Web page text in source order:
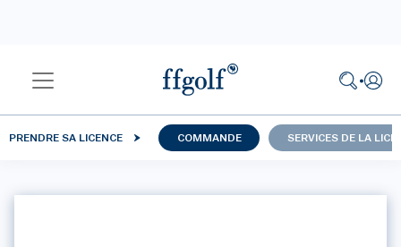
PRENDRE SA LICENCE COMMANDE SERVICES DE LA